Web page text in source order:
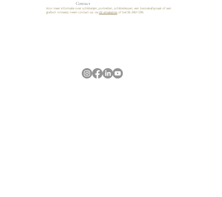
Voor meer informatie over schilderijen, portretten, schilderlessen, een bezoekafspraak of een
grafisch ontwerp neem contact op via dit emailadresof bel 06 24611299.
Contact